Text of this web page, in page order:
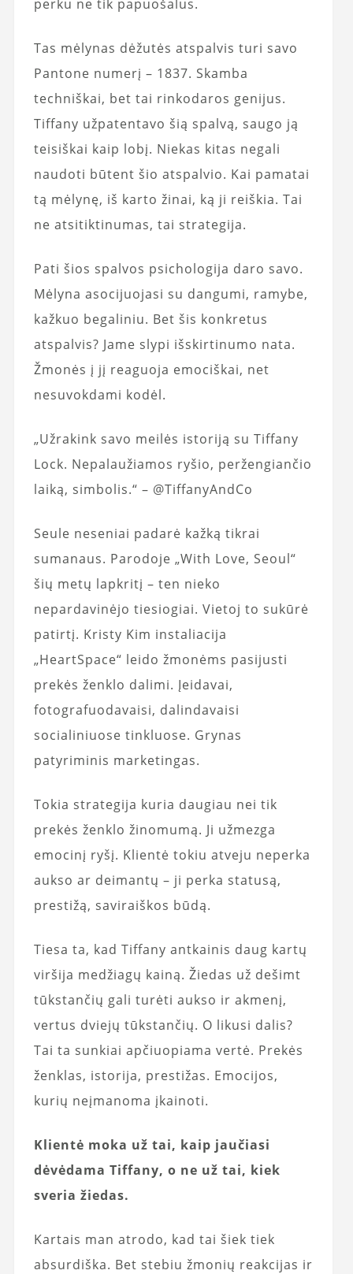
perku ne tik papuošalus.
Tas mėlynas dėžutės atspalvis turi savo
Pantone numerį – 1837. Skamba
techniškai, bet tai rinkodaros genijus.
Tiffany užpatentavo šią spalvą, saugo ją
teisiškai kaip lobį. Niekas kitas negali
naudoti būtent šio atspalvio. Kai pamatai
tą mėlynę, iš karto žinai, ką ji reiškia. Tai
ne atsitiktinumas, tai strategija.
Pati šios spalvos psichologija daro savo.
Mėlyna asocijuojasi su dangumi, ramybe,
kažkuo begaliniu. Bet šis konkretus
atspalvis? Jame slypi išskirtinumo nata.
Žmonės į jį reaguoja emociškai, net
nesuvokdami kodėl.
„Užrakink savo meilės istoriją su Tiffany
Lock. Nepalaužiamos ryšio, peržengiančio
laiką, simbolis.“ – @TiffanyAndCo
Seule neseniai padarė kažką tikrai
sumanaus. Parodoje „With Love, Seoul“
šių metų lapkritį – ten nieko
nepardavinėjo tiesiogiai. Vietoj to sukūrė
patirtį. Kristy Kim instaliacija
„HeartSpace“ leido žmonėms pasijusti
prekės ženklo dalimi. Įeidavai,
fotografuodavaisi, dalindavaisi
socialiniuose tinkluose. Grynas
patyriminis marketingas.
Tokia strategija kuria daugiau nei tik
prekės ženklo žinomumą. Ji užmezga
emocinį ryšį. Klientė tokiu atveju neperka
aukso ar deimantų – ji perka statusą,
prestižą, saviraiškos būdą.
Tiesa ta, kad Tiffany antkainis daug kartų
viršija medžiagų kainą. Žiedas už dešimt
tūkstančių gali turėti aukso ir akmenį,
vertus dviejų tūkstančių. O likusi dalis?
Tai ta sunkiai apčiuopiama vertė. Prekės
ženklas, istorija, prestižas. Emocijos,
kurių neįmanoma įkainoti.
Klientė moka už tai, kaip jaučiasi
dėvėdama Tiffany, o ne už tai, kiek
sveria žiedas.
Kartais man atrodo, kad tai šiek tiek
absurdiška. Bet stebiu žmonių reakcijas ir